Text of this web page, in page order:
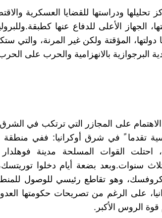
تحليلها ودراستها للقضايا العسكرية
الجهاز الأعلى للدفاع عنها
دولتها، المؤقتة ولكن غير المرنة، والتي
البرجوازية بالانهزامية والحرب على
على المجازر التي ترتكب في
تقدما ً في شرق أوكرانيا: ففي منطقة
احتلت القوات المسلحة مدينة فوهلدار
سنوات.وبعد بضعة أيام دخلوا
وهو تقاطع رئيسي للوصول
على الرغم من تصريحات حكومتها
قوة الروس الأكبر.